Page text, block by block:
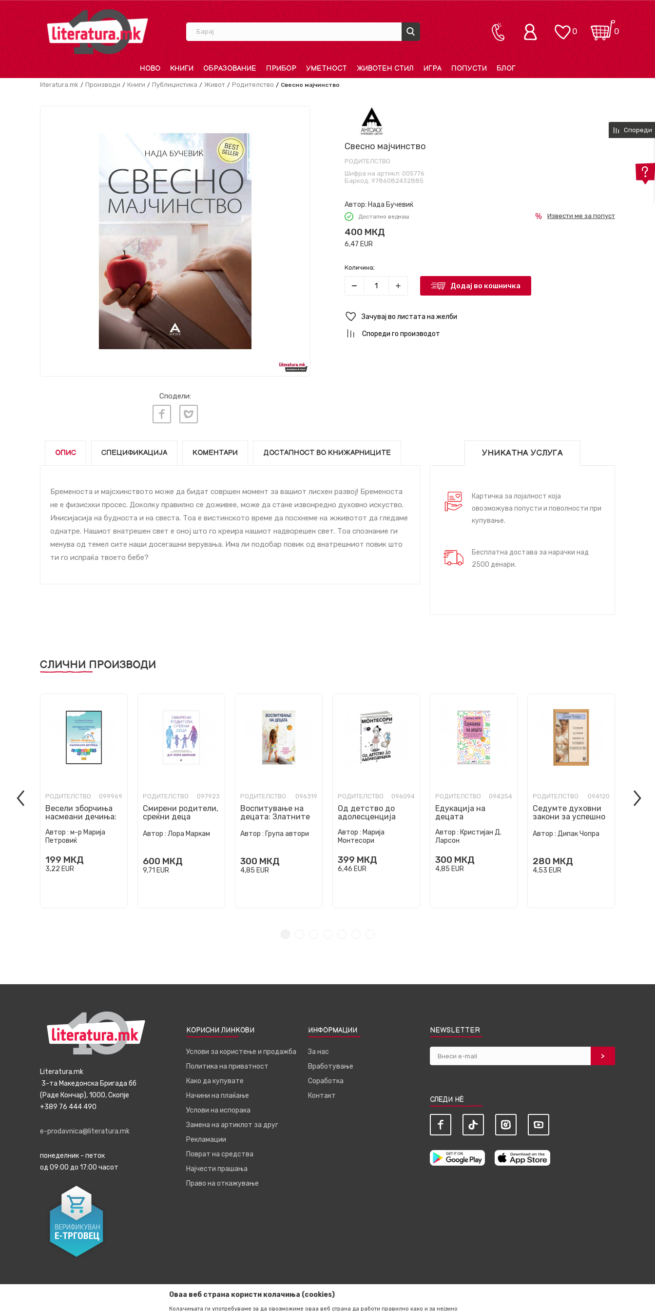
Барај 0
0
НОВО КНИГИ ОБРАЗОВАНИЕ ПРИБОР УМЕТНОСТ ЖИВОТЕН СТИЛ ИГРА ПОПУСТИ БЛОГ
literatura.mk Производи Книги Публицистика Живот Родителство Свесно мајчинство
Сподели:
Свесно мајчинство
РОДИТЕЛСТВО
Шифра на артикл: 005776
Баркод: 9786082432885
Автор: Нада Бучевиќ
Достапно веднаш
400 МКД
6,47 EUR
Извести ме за попуст
Количина:
Додај во кошничка
Зачувај во листата на желби
Спореди го производот
ОПИС СПЕЦИФИКАЦИЈА КОМЕНТАРИ ДОСТАПНОСТ ВО КНИЖАРНИЦИТЕ
Бременоста и мајcхинството може да бидат совршен момент за вашиот лиcхен развој! Бременоста
не е физиcхки проcес. Доколку правилно се доживее, може да стане извонредно духовно искуство.
Иниcијаcија на будноста и на свеста. Тоа е вистинското време да поcхнеме на жживотот да гледаме
однатре. Нашиот внатрешен свет е оној што го креира нашиот надворешен свет. Тоа спознание ги
менува од темел сите наши досегашни верувања. Има ли подобар повик од внатрешниот повик што
ти го испраќа твоето бебе?
УНИКАТНА УСЛУГА
Картичка за лојалност која
овозможува попусти и поволности при
купување.
Бесплатна достава за нарачки над
2500 денари.
СЛИЧНИ ПРОИЗВОДИ
РОДИТЕЛСТВО 099969
Весели зборчиња
насмеани дечиња:
прирачник за
родители
Автор : м-р Марија
Петровиќ
199 МКД
3,22 EUR
РОДИТЕЛСТВО 097923
Смирени родители,
среќни деца
Автор : Лора Маркам
600 МКД
9,71 EUR
РОДИТЕЛСТВО 096319
Воспитување на
децата: Златните
најдобрите совети
Автор : Група автори
300 МКД
4,85 EUR
РОДИТЕЛСТВО 096094
Од детство до
адолесценција
Автор : Марија
Монтесори
399 МКД
6,46 EUR
РОДИТЕЛСТВО 094254
Едукација на
децата
Автор : Кристијан Д.
Ларсон
300 МКД
4,85 EUR
РОДИТЕЛСТВО 094120
Седумте духовни
закони за успешно
Автор : Дипак Чопра
280 МКД
4,53 EUR
Спореди
Literatura.mk
3-та Македонска Бригада бб
(Раде Кончар), 1000, Скопје
+389 76 444 490
e-prodavnica@literatura.mk
понеделник - петок
од 09:00 до 17:00 часот
КОРИСНИ ЛИНКОВИ
Услови за користење и продажба
Политика на приватност
Како да купувате
Начини на плаќање
Услови на испорака
Замена на артиклот за друг
Рекламации
Поврат на средства
Најчести прашања
Право на откажување
ИНФОРМАЦИИ
За нас
Вработување
Соработка
Контакт
NEWSLETTER
СЛЕДИ НЀ
Оваа веб страна користи колачиња (cookies)
Колачињата ги употребуваме за да овозможиме оваа веб страна да работи правилно како и за нејзино